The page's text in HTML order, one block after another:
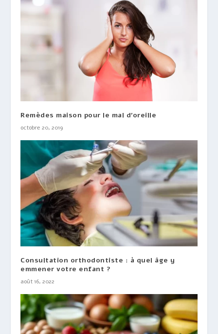
Remèdes maison pour le mal d’oreille
octobre 20, 2019
Consultation orthodontiste : à quel âge y
emmener votre enfant ?
août 16, 2022